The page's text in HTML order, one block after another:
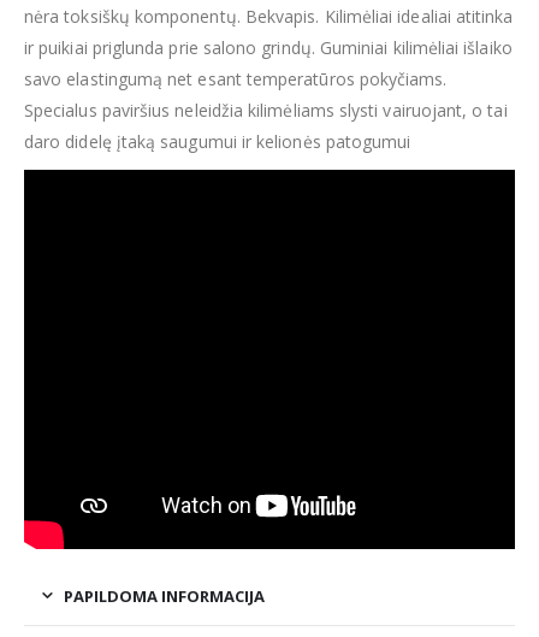
nėra toksiškų komponentų. Bekvapis. Kilimėliai idealiai atitinka
ir puikiai priglunda prie salono grindų. Guminiai kilimėliai išlaiko
savo elastingumą net esant temperatūros pokyčiams.
Specialus paviršius neleidžia kilimėliams slysti vairuojant, o tai
daro didelę įtaką saugumui ir kelionės patogumui
PAPILDOMA INFORMACIJA